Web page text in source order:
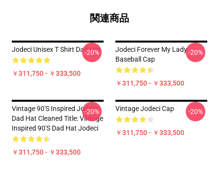
関連商品
Jodeci Unisex T Shirt Dad Hat
￥311,750 - ￥333,500
-20%
Jodeci Forever My Lady
Baseball Cap
￥311,750 - ￥333,500
-20%
Vintage 90's Inspired Jodeci
Dad Hat Cleaned Title: Vintage
Inspired 90's Dad Hat Jodeci
￥311,750 - ￥333,500
-20% Vintage Jodeci Cap
￥311,750 - ￥333,500
-20%